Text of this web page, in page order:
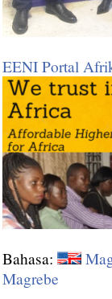
EENI Portal
Bahasa:
Magrebe